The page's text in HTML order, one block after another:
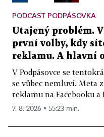
PODCAST PODPÁSOVKA
Utajený problém.
první volby, kdy
reklamu. A hlavní
V Podpásovce se
se vůbec nemluví. Meta
reklamu na Facebooku a
7. 8. 2026 ▪ 55:23 min.